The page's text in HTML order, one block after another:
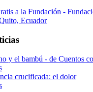
y el bambú - de Cuentos
crucificada: el dolor